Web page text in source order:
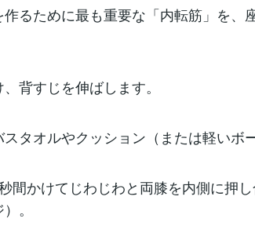
るために最も重要な「内転筋」を、
背すじを伸ばします。
タオルやクッション（または軽いボ
間かけてじわじわと両膝を内側に押
。